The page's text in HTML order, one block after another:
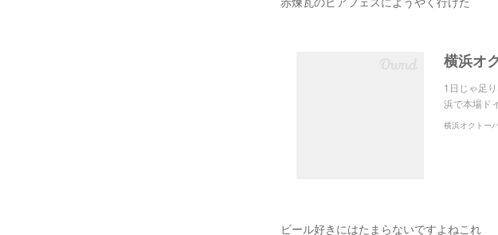
横浜オ
1日じゃ足
浜で本場ド
横浜オクトー
ビール好きにはたまらないですよねこれ